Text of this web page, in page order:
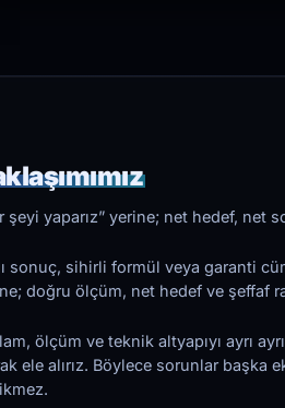
şeyi yaparız” yerine; net hedef, net
sonuç, sihirli formül veya garanti
doğru ölçüm, net hedef ve şeffaf
ölçüm ve teknik altyapıyı ayrı
ele alırız. Böylece sorunlar başka